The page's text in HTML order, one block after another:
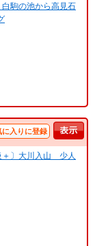
白駒の池から高見石
に入りに登録
＋〕大川入山 少人